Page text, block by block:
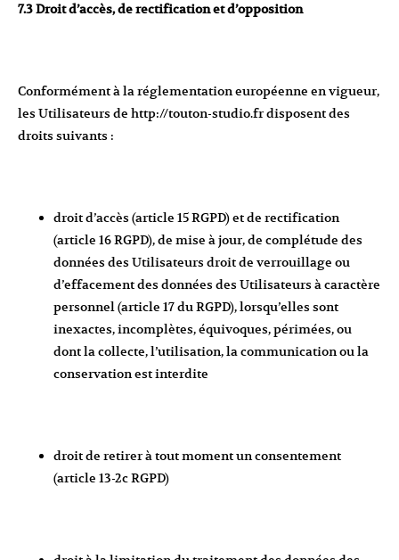
7.3 Droit d’accès, de rectification et d’opposition
Conformément à la réglementation européenne en vigueur,
les Utilisateurs de http://touton-studio.frdisposent des
droits suivants :
droit d’accès (article 15 RGPD) et de rectification
(article 16 RGPD), de mise à jour, de complétude des
données des Utilisateurs droit de verrouillage ou
d’effacement des données des Utilisateurs à caractère
personnel (article 17 du RGPD), lorsqu’elles sont
inexactes, incomplètes, équivoques, périmées, ou
dont la collecte, l’utilisation, la communication ou la
conservation est interdite
droit de retirer à tout moment un consentement
(article 13-2c RGPD)